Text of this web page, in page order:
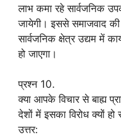
लाभ कमा रहे सार्वजनिक
जायेगी। इससे समाजवाद
सार्वजनिक क्षेत्र उद्यम में
हो जाएगा।
प्रश्न 10.
क्या आपके विचार से बाह्य
देशों में इसका विरोध क्यों हो
उत्तर: